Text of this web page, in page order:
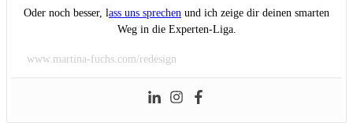
Oder noch besser, lass uns sprechen und ich zeige dir deinen smarten
Weg in die Experten-Liga.
www.martina-fuchs.com/redesign